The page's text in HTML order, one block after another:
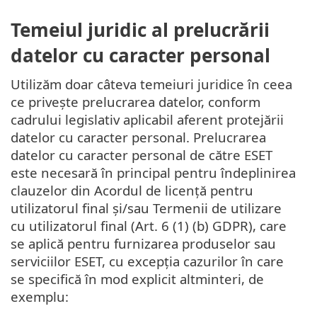
Temeiul juridic al prelucrării
datelor cu caracter personal
Utilizăm doar câteva temeiuri juridice în ceea
ce privește prelucrarea datelor, conform
cadrului legislativ aplicabil aferent protejării
datelor cu caracter personal. Prelucrarea
datelor cu caracter personal de către ESET
este necesară în principal pentru îndeplinirea
clauzelor din Acordul de licență pentru
utilizatorul final și/sau Termenii de utilizare
cu utilizatorul final (Art. 6 (1) (b) GDPR), care
se aplică pentru furnizarea produselor sau
serviciilor ESET, cu excepția cazurilor în care
se specifică în mod explicit altminteri, de
exemplu: